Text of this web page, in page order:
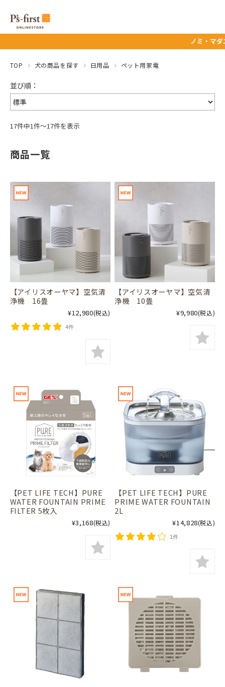
ノミ・マダニ予
TOP 犬の商品を探す 日用品 ペット用家電
17件中1件～17件を表示
商品一覧
【アイリスオーヤマ】空気清
浄機 16畳
¥12,980(税込)
4件
【アイリスオーヤマ】空気清
浄機 10畳
¥9,980(税込)
【PET LIFE TECH】PURE
WATER FOUNTAIN PRIME
FILTER 5枚入
¥3,168(税込)
【PET LIFE TECH】PURE
PRIME WATER FOUNTAIN
2L
¥14,828(税込)
1件